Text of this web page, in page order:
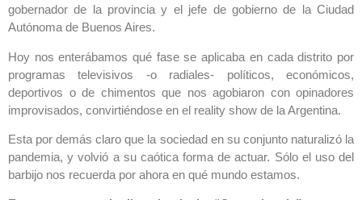
gobernador de la provincia y el jefe de gobierno de la Ciudad
Autónoma de Buenos Aires.
Hoy nos enterábamos qué fase se aplicaba en cada distrito por
programas televisivos -o radiales- políticos, económicos,
deportivos o de chimentos que nos agobiaron con opinadores
improvisados, convirtiéndose en el reality show de la Argentina.
Esta por demás claro que la sociedad en su conjunto naturalizó la
pandemia, y volvió a su caótica forma de actuar. Sólo el uso del
barbijo nos recuerda por ahora en qué mundo estamos.